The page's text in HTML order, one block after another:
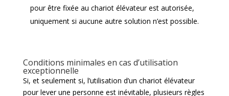
pour être fixée au chariot élévateur est autorisée,
uniquement si aucune autre solution n’est possible.
Conditions minimales en cas d’utilisation
exceptionnelle
Si, et seulement si, l’utilisation d’un chariot élévateur
pour lever une personne est inévitable, plusieurs règles